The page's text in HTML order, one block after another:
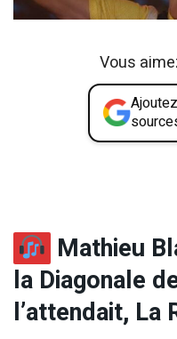
Vous
Mathieu
la Diagonale
l’attendait, La